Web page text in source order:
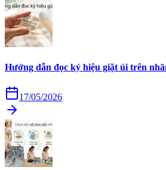
Hướng dẫn đọc ký hiệu giặt ủi trên
17/05/2026